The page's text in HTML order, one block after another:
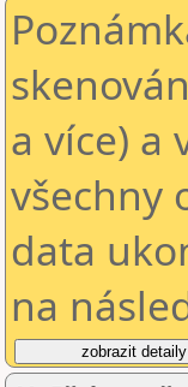
a více) a
všechny
data
na